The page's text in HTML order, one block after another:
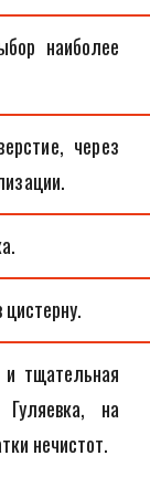
наиболее
через
тщательная
на
нечистот.